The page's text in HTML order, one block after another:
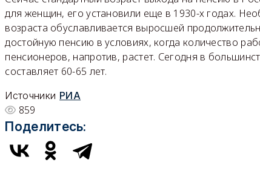
для женщин, его установили еще в 1930-х годах.
возраста обуславливается выросшей
достойную пенсию в условиях, когда количество
пенсионеров, напротив, растет. Сегодня в
составляет 60-65 лет.
Источники РИА
859
Поделитесь: